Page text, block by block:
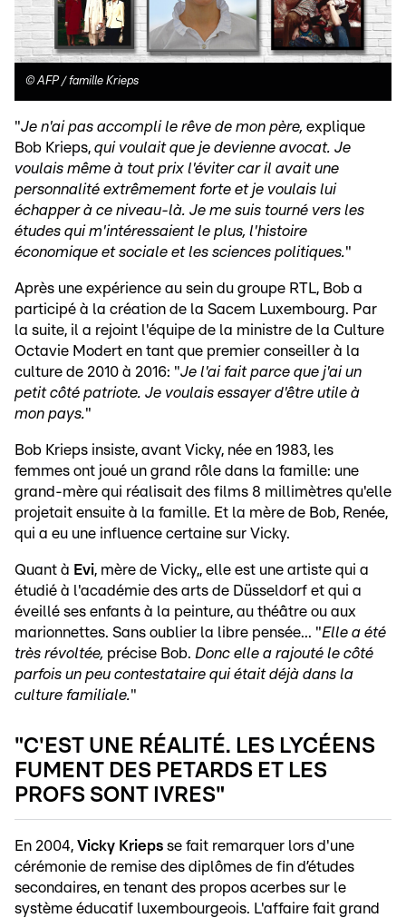
©AFP / famille Krieps
"Je n'ai pas accompli le rêve de mon père, explique
Bob Krieps, qui voulait que je devienne avocat. Je
voulais même à tout prix l'éviter car il avait une
personnalité extrêmement forte et je voulais lui
échapper à ce niveau-là. Je me suis tourné vers les
études qui m'intéressaient le plus, l'histoire
économique et sociale et les sciences politiques."
Après une expérience au sein du groupe RTL, Bob a
participé à la création de la Sacem Luxembourg. Par
la suite, il a rejoint l'équipe de la ministre de la Culture
Octavie Modert en tant que premier conseiller à la
culture de 2010 à 2016: "Je l'ai fait parce que j'ai un
petit côté patriote. Je voulais essayer d'être utile à
mon pays."
Bob Krieps insiste, avant Vicky, née en 1983, les
femmes ont joué un grand rôle dans la famille: une
grand-mère qui réalisait des films 8 millimètres qu'elle
projetait ensuite à la famille. Et la mère de Bob, Renée,
qui a eu une influence certaine sur Vicky.
Quant à Evi, mère de Vicky,, elle est une artiste qui a
étudié à l'académie des arts de Düsseldorf et qui a
éveillé ses enfants à la peinture, au théâtre ou aux
marionnettes. Sans oublier la libre pensée... "Elle a été
très révoltée, précise Bob. Donc elle a rajouté le côté
parfois un peu contestataire qui était déjà dans la
culture familiale."
"C'EST UNE RÉALITÉ. LES LYCÉENS
FUMENT DES PETARDS ET LES
PROFS SONT IVRES"
En 2004, Vicky Krieps se fait remarquer lors d'une
cérémonie de remise des diplômes de fin d’études
secondaires, en tenant des propos acerbes sur le
système éducatif luxembourgeois. L'affaire fait grand